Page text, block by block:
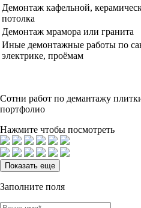
Демонтаж кафельной,
потолка
Демонтаж мрамора или гранита
Иные демонтажные работы по
электрике, проёмам
Сотни работ по демантажу
портфолио
Нажмите чтобы посмотреть
Показать еще
Заполните поля